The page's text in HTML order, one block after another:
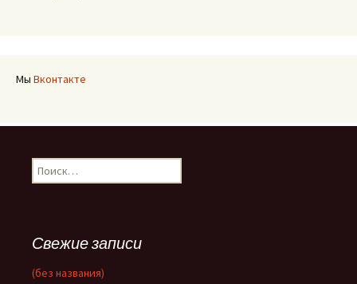
Мы Вконтакте
Найти:
Свежие записи
(без названия)